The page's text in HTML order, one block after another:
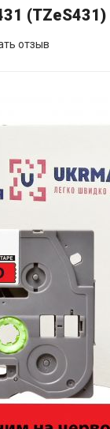
(TZeS431)
отзыв